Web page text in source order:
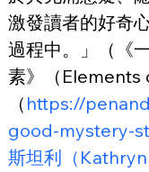
激發讀者的好奇
過程中。」（《
素》（Elements
（ https://
good-mystery-
斯坦利（Kathryn